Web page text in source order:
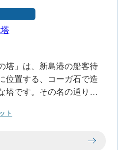
伝統は、子供たちによる
などを通じて継承されて
新島の歴史と文化を感じ
ポットです。訪れる際
過ごしください。
整備されており、快適に
きます。
：例年7月下旬から8月末
れるなど、安全対策が施
島到着後すぐに立ち寄れ
のスポットです。海水浴
塔」は、新島港の船客待
位置する、コーガ石で造
塔です。その名の通り、
しまれています。
ろ
ト